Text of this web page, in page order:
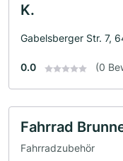
K.
Gabelsberger Str. 7,
0.0 (0
Fahrrad
Fahrradzubehör